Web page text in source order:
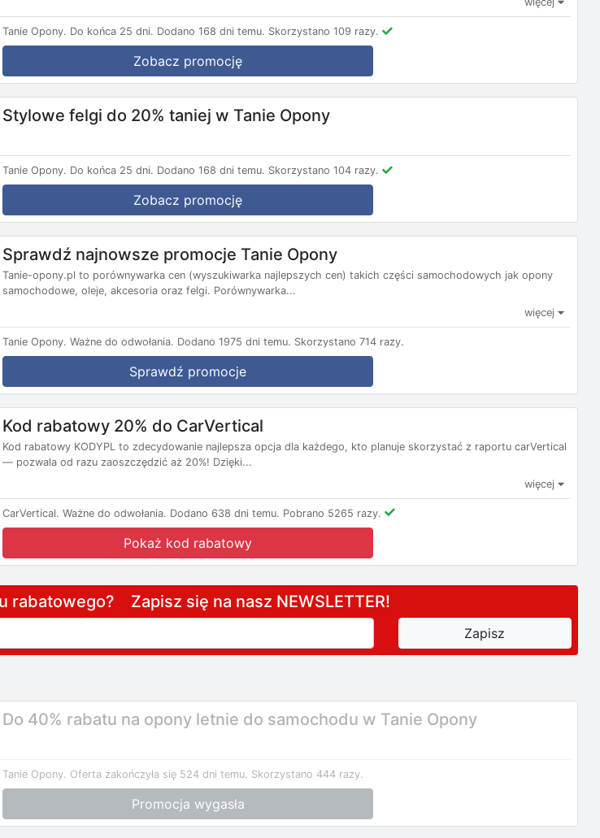
Tanie Opony. Do końca 25 dni. Dodano 168 dni temu. Skorzystano 109 razy.
Zobacz promocję
Stylowe felgi do 20% taniej w Tanie Opony
Tanie Opony. Do końca 25 dni. Dodano 168 dni temu. Skorzystano 104 razy.
Zobacz promocję
Sprawdź najnowsze promocje Tanie Opony
Tanie-opony.pl to porównywarka cen (wyszukiwarka najlepszych cen) takich części samochodowych jak opony
samochodowe, oleje, akcesoria oraz felgi. Porównywarka...
więcej
Tanie Opony. Ważne do odwołania. Dodano 1975 dni temu. Skorzystano 714 razy.
Sprawdź promocje
Kod rabatowy 20% do CarVertical
Kod rabatowy KODYPL to zdecydowanie najlepsza opcja dla każdego, kto planuje skorzystać z raportu carVertical
— pozwala od razu zaoszczędzić aż 20%! Dzięki...
więcej
CarVertical. Ważne do odwołania. Dodano 638 dni temu. Pobrano 5265 razy.
Pokaż kod rabatowy
rabatowego? Zapisz się na nasz NEWSLETTER!
Do 40% rabatu na opony letnie do samochodu w Tanie Opony
Tanie Opony. Oferta zakończyła się 524 dni temu. Skorzystano 444 razy.
Promocja wygasła